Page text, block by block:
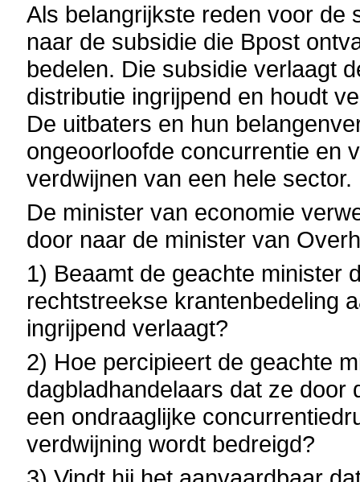
Als belangrijkste reden voor de
naar de subsidie die Bpost
bedelen. Die subsidie verlaagt
distributie ingrijpend en houdt
De uitbaters en hun
ongeoorloofde concurrentie en
verdwijnen van een hele sector.
De minister van economie
door naar de minister van
1) Beaamt de geachte minister
rechtstreekse krantenbedeling
ingrijpend verlaagt?
2) Hoe percipieert de geachte
dagbladhandelaars dat ze
een ondraaglijke
verdwijning wordt bedreigd?